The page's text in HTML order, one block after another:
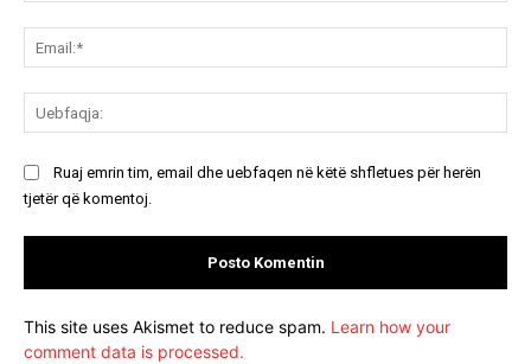
Ruaj emrin tim, email dhe uebfaqen në këtë shfletues për herën
tjetër që komentoj.
This site uses Akismet to reduce spam. Learn how your
comment data is processed.